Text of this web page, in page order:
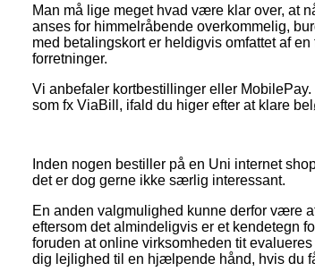
Man må lige meget hvad være klar over, at
anses for himmelråbende overkommelig,
med betalingskort er heldigvis omfattet af
forretninger.
Vi anbefaler kortbestillinger eller
som fx ViaBill, ifald du higer efter at klare
Inden nogen bestiller på en Uni internet
det er dog gerne ikke særlig interessant.
En anden valgmulighed kunne derfor være
eftersom det almindeligvis er et kendetegn
foruden at online virksomheden tit
dig lejlighed til en hjælpende hånd, hvis du